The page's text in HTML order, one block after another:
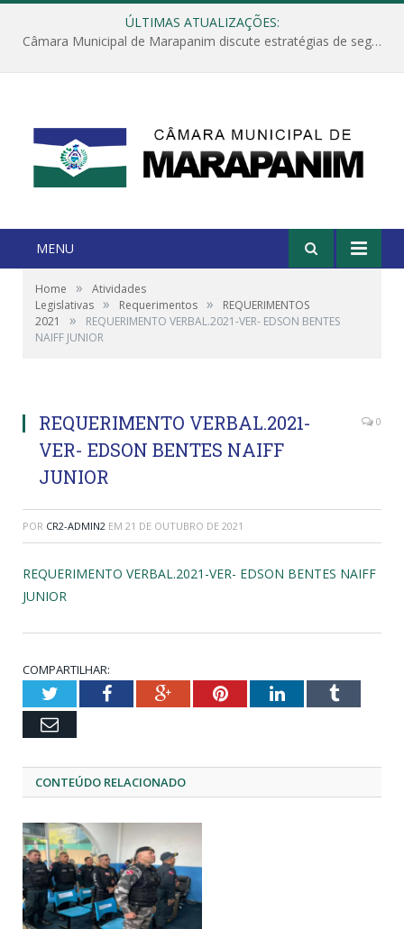
ÚLTIMAS ATUALIZAÇÕES:
Câmara Municipal de Marapanim discute estratégias de segurança com autoridades e poder executivo
MENU
Home »
Atividades
Legislativas » Requerimentos »
REQUERIMENTOS
2021
»
REQUERIMENTO VERBAL.2021-VER- EDSON BENTES
NAIFF JUNIOR
REQUERIMENTO VERBAL.2021-
VER- EDSON BENTES NAIFF
JUNIOR
0
POR CR2-ADMIN2 EM 21 DE OUTUBRO DE 2021
REQUERIMENTO VERBAL.2021-VER- EDSON BENTES NAIFF
JUNIOR
COMPARTILHAR:
TwitterFacebookGoogle+PinterestLinkedInTumblr
Email
CONTEÚDO RELACIONADO